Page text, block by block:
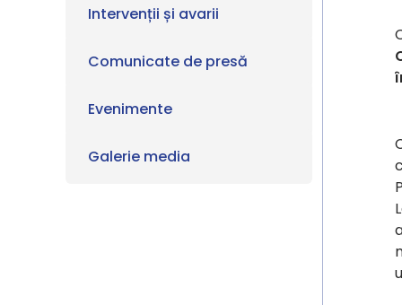
Intervenții și avarii
Comunicate de presă
Evenimente
Galerie media